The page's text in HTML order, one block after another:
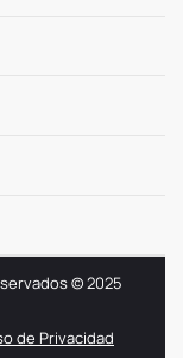
© 2025
de Privacidad